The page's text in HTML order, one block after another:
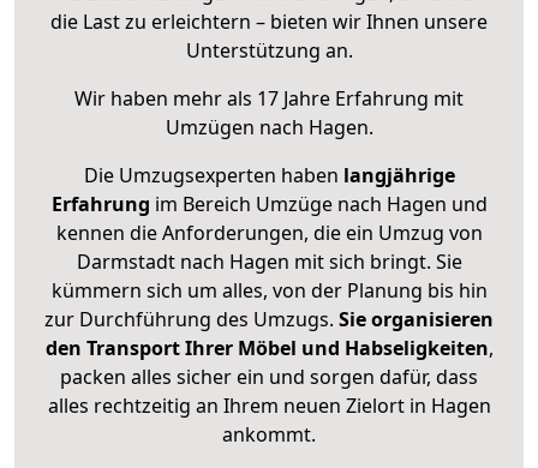
die Last zu erleichtern – bieten wir Ihnen unsere
Unterstützung an.
Wir haben mehr als 17 Jahre Erfahrung mit
Umzügen nach Hagen.
Die Umzugsexperten haben langjährige
Erfahrung im Bereich Umzüge nach Hagen und
kennen die Anforderungen, die ein Umzug von
Darmstadt nach Hagen mit sich bringt. Sie
kümmern sich um alles, von der Planung bis hin
zur Durchführung des Umzugs. Sie organisieren
den Transport Ihrer Möbel und Habseligkeiten,
packen alles sicher ein und sorgen dafür, dass
alles rechtzeitig an Ihrem neuen Zielort in Hagen
ankommt.